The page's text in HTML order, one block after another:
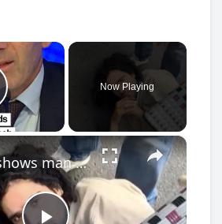
×
Video
Now Playing
×
Video shows man subdued after stabbing three women in Paris